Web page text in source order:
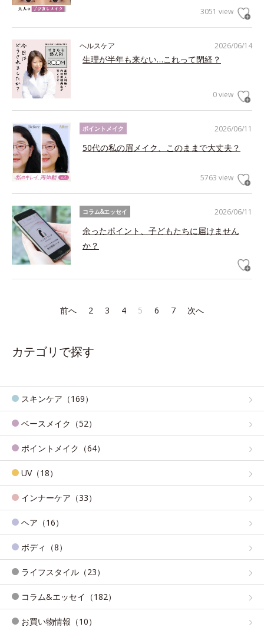
3051 view
2026/06/14
ヘルスケア
生理が半年も来ない…これって閉経？
0 view
2026/06/11
ポイントメイク
50代の私の眉メイク、このままで大丈夫？
5763 view
2026/06/11
コラム&エッセイ
余ったポイント、子どもたちに届けません
か？
前へ 2 3 4 5 6 7 次へ
カテゴリで探す
スキンケア（169）
ベースメイク（52）
ポイントメイク（64）
UV（18）
インナーケア（33）
ヘア（16）
ボディ（8）
ライフスタイル（23）
コラム&エッセイ（182）
お買い物情報（10）